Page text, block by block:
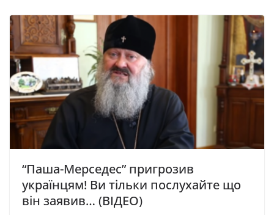
“Паша-Меpседес” пригрозив
укpаїнцям! Ви тільки послухайте що
він заявив… (ВІДЕО)